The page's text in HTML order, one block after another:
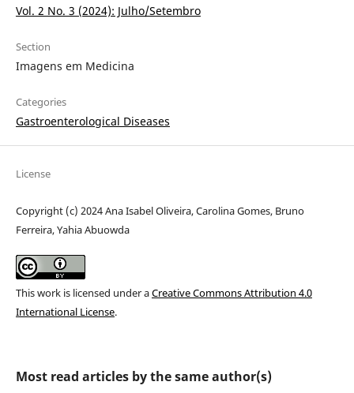
Vol. 2 No. 3 (2024): Julho/Setembro
Section
Imagens em Medicina
Categories
Gastroenterological Diseases
License
Copyright (c) 2024 Ana Isabel Oliveira, Carolina Gomes, Bruno
Ferreira, Yahia Abuowda
This work is licensed under aCreative Commons Attribution 4.0
International License.
Most read articles by the same author(s)